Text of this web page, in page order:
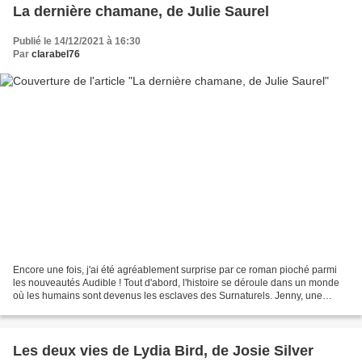
La dernière chamane, de Julie Saurel
Publié le 14/12/2021 à 16:30
Par clarabel76
Encore une fois, j'ai été agréablement surprise par ce roman pioché parmi
les nouveautés Audible ! Tout d'abord, l'histoire se déroule dans un monde
où les humains sont devenus les esclaves des Surnaturels. Jenny, une
Les deux vies de Lydia Bird, de Josie Silver